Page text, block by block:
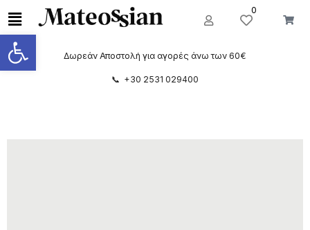
Ανοίξτε τη γραμμή εργαλείων
0
Δωρεάν Αποστολή για αγορές άνω των 60€
📞 +30 2531 029400